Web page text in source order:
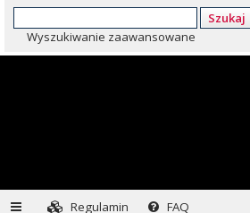
Szukaj
Wyszukiwanie zaawansowane
Regulamin
FAQ